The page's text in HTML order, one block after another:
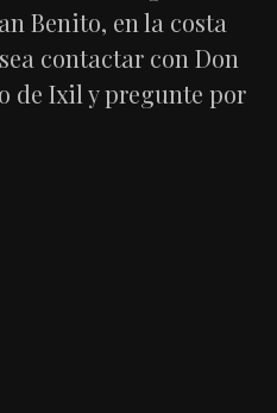
Benito, en la costa
contactar con Don
de Ixil y pregunte por